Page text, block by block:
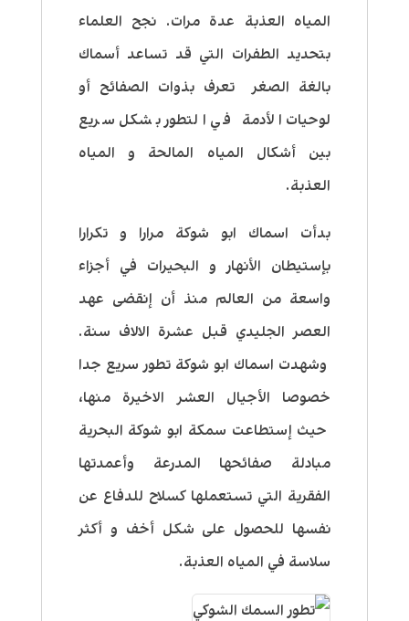
المياه العذبة عدة مرات. نجح العلماء
بتحديد الطفرات التي قد تساعد أسماك
بالغة الصغر تعرف بذوات الصفائح أو
لوحيات الأدمة في التطور بشكل سريع
بين أشكال المياه المالحة و المياه
العذبة.
بدأت اسماك ابو شوكة مرارا و تكرارا
بإستيطان الأنهار و البحيرات في أجزاء
واسعة من العالم منذ أن إنقضى عهد
العصر الجليدي قبل عشرة الالاف سنة.
وشهدت اسماك ابو شوكة تطور سريع جدا
خصوصا الأجيال العشر الاخيرة منها،
حيث إستطاعت سمكة ابو شوكة البحرية
مبادلة صفائحها المدرعة وأعمدتها
الفقرية التي تستعملها كسلاح للدفاع عن
نفسها للحصول على شكل أخف و أكثر
سلاسة في المياه العذبة.